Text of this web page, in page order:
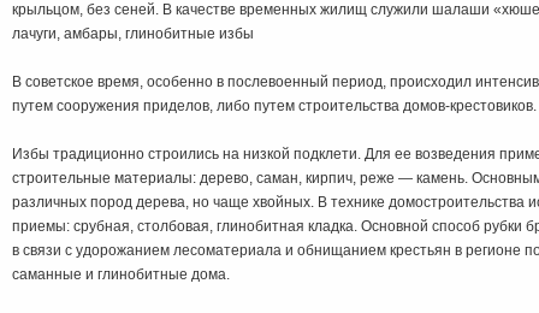
крыльцом, без сеней. В качестве временных жилищ служили шалаши
лачуги, амбары, глинобитные избы
В советское время, особенно в послевоенный период, происходил
путем сооружения приделов, либо путем строительства домов-крестовиков.
Избы традиционно строились на низкой подклети. Для ее возведения
строительные материалы: дерево, саман, кирпич, реже — камень.
различных пород дерева, но чаще хвойных. В технике домостроительства
приемы: срубная, столбовая, глинобитная кладка. Основной способ рубки
в связи с удорожанием лесоматериала и обнищанием крестьян в регионе
саманные и глинобитные дома.